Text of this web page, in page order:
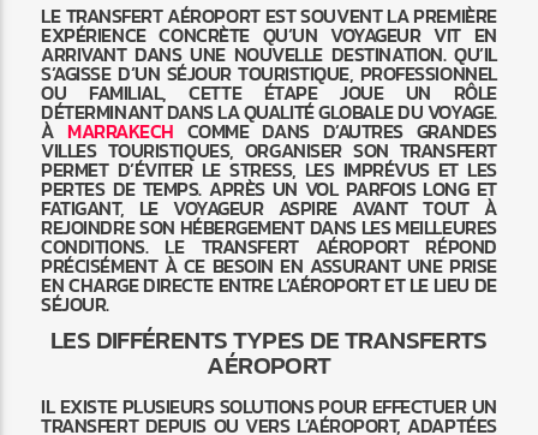
LE TRANSFERT AÉROPORT EST SOUVENT LA PREMIÈRE
EXPÉRIENCE CONCRÈTE QU’UN VOYAGEUR VIT EN
ARRIVANT DANS UNE NOUVELLE DESTINATION. QU’IL
S’AGISSE D’UN SÉJOUR TOURISTIQUE, PROFESSIONNEL
OU FAMILIAL, CETTE ÉTAPE JOUE UN RÔLE
DÉTERMINANT DANS LA QUALITÉ GLOBALE DU VOYAGE.
À MARRAKECH COMME DANS D’AUTRES GRANDES
VILLES TOURISTIQUES, ORGANISER SON TRANSFERT
PERMET D’ÉVITER LE STRESS, LES IMPRÉVUS ET LES
PERTES DE TEMPS. APRÈS UN VOL PARFOIS LONG ET
FATIGANT, LE VOYAGEUR ASPIRE AVANT TOUT À
REJOINDRE SON HÉBERGEMENT DANS LES MEILLEURES
CONDITIONS. LE TRANSFERT AÉROPORT RÉPOND
PRÉCISÉMENT À CE BESOIN EN ASSURANT UNE PRISE
EN CHARGE DIRECTE ENTRE L’AÉROPORT ET LE LIEU DE
SÉJOUR.
LES DIFFÉRENTS TYPES DE TRANSFERTS
AÉROPORT
IL EXISTE PLUSIEURS SOLUTIONS POUR EFFECTUER UN
TRANSFERT DEPUIS OU VERS L’AÉROPORT, ADAPTÉES